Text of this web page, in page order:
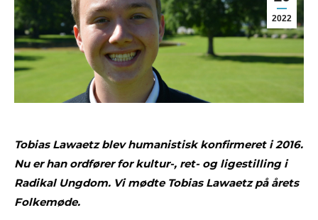
2022
Tobias Lawaetz blev humanistisk konfirmeret i 2016.
Nu er han ordfører for kultur-, ret- og ligestilling i
Radikal Ungdom. Vi mødte Tobias Lawaetz på årets
Folkemøde.